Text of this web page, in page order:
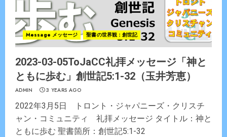
Message メッセージ 聖書の世界観：創世記
2023-03-05ToJaCC礼拝メッセージ「神と
ともに歩む」創世記5:1-32（玉井芳恵）
ADMIN 3 YEARS AGO
2022年3月5日 トロント・ジャパニーズ・クリスチ
ャン・コミュニティ 礼拝メッセージ タイトル：神と
ともに歩む 聖書箇所：創世記5:1-32